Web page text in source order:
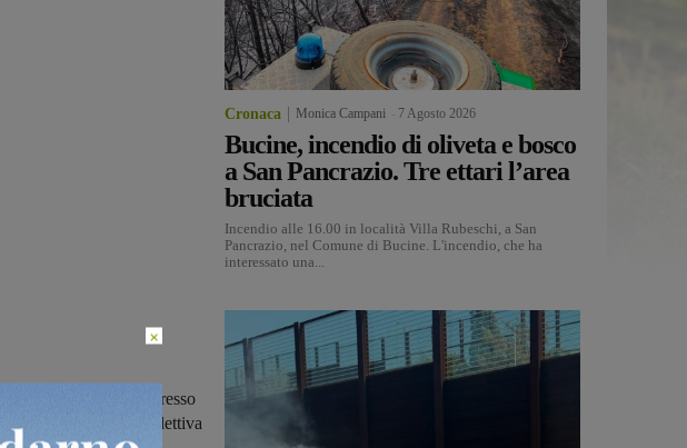
sull’Arno. Ingresso
anche la mostra collettiva
Cronaca Monica Campani 7 Agosto 2026
Bucine, incendio di oliveta e bosco
a San Pancrazio. Tre ettari l’area
bruciata
Incendio alle 16.00 in località Villa Rubeschi, a San
Pancrazio, nel Comune di Bucine. L'incendio, che ha
interessato una...
×